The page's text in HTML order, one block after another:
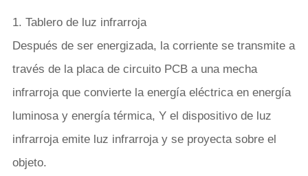
1. Tablero de luz infrarroja
Después de ser energizada, la corriente se transmite a
través de la placa de circuito PCB a una mecha
infrarroja que convierte la energía eléctrica en energía
luminosa y energía térmica, Y el dispositivo de luz
infrarroja emite luz infrarroja y se proyecta sobre el
objeto.